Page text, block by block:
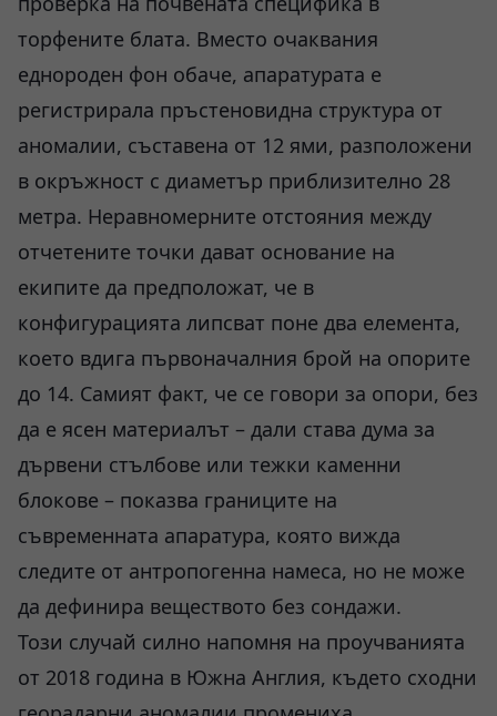
торфените блата. Вместо очаквания
еднороден фон обаче, апаратурата е
регистрирала пръстеновидна структура от
аномалии, съставена от 12 ями, разположени
в окръжност с диаметър приблизително 28
метра. Неравномерните отстояния между
отчетените точки дават основание на
екипите да предположат, че в
конфигурацията липсват поне два елемента,
което вдига първоначалния брой на опорите
до 14. Самият факт, че се говори за опори, без
да е ясен материалът – дали става дума за
дървени стълбове или тежки каменни
блокове – показва границите на
съвременната апаратура, която вижда
следите от антропогенна намеса, но не може
да дефинира веществото без сондажи.
Този случай силно напомня на проучванията
от 2018 година в Южна Англия, където сходни